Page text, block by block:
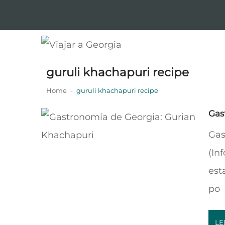
navigation
guruli khachapuri recipe
Home guruli khachapuri recipe
po